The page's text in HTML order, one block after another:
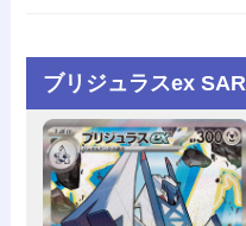
ブリジュラスex SAR